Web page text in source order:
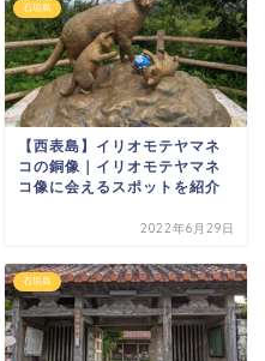
石垣島
【西表島】イリオモテヤマネ
コの銅像｜イリオモテヤマネ
コ像に会えるスポットを紹介
2022年6月29日
石垣島